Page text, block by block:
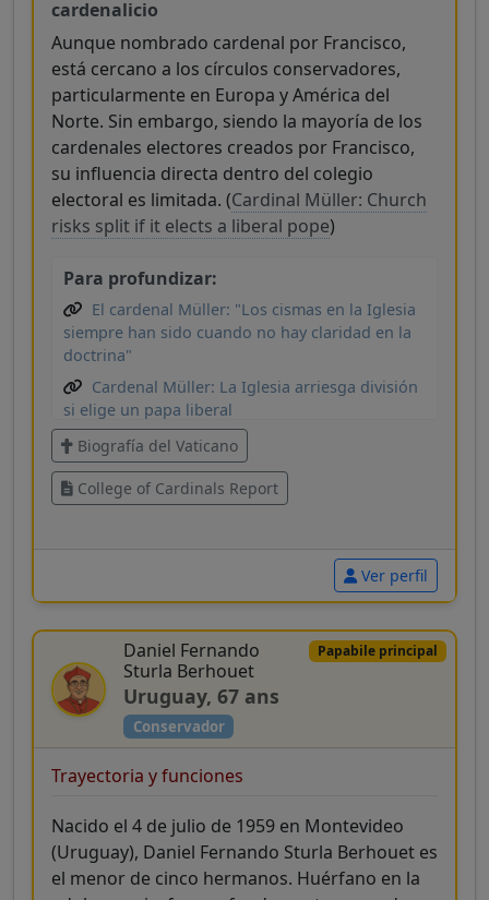
cardenalicio
Aunque nombrado cardenal por Francisco,
está cercano a los círculos conservadores,
particularmente en Europa y América del
Norte. Sin embargo, siendo la mayoría de los
cardenales electores creados por Francisco,
su influencia directa dentro del colegio
electoral es limitada. (Cardinal Müller: Church
risks split if it elects a liberal pope)
Para profundizar:
El cardenal Müller: "Los cismas en la Iglesia
siempre han sido cuando no hay claridad en la
doctrina"
Cardenal Müller: La Iglesia arriesga división
si elige un papa liberal
¿Quién será Papa? Estos cardenales son
considerados candidatos prometedores
Estos conocidos cardenales elegirán al
Biografía del Vaticano
College of Cardinals Report
Ver perfil
Papabile principal
Daniel Fernando
Sturla Berhouet
Uruguay, 67 ans
Conservador
Trayectoria y funciones
Nacido el 4 de julio de 1959 en Montevideo
(Uruguay), Daniel Fernando Sturla Berhouet es
el menor de cinco hermanos. Huérfano en la